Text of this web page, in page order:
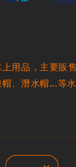
用品，主要販
、潛水帽...等